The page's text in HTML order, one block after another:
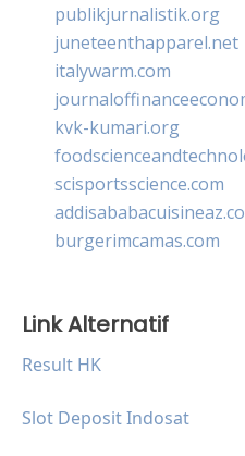
publikjurnalistik.org
juneteenthapparel.net
italywarm.com
kvk-kumari.org
scisportsscience.com
burgerimcamas.com
Link Alternatif
Result HK
Slot Deposit Indosat